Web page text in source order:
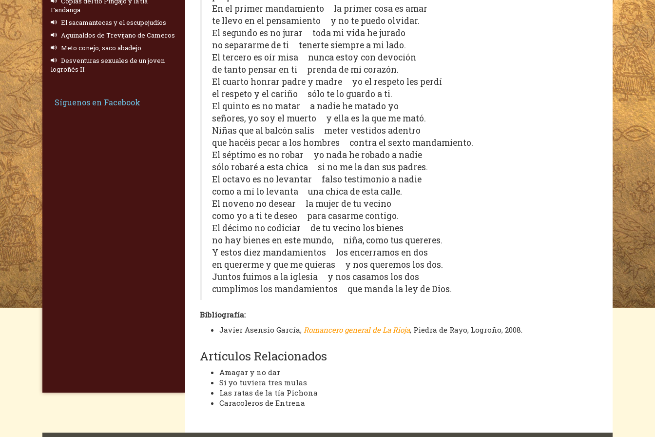
Fandanga
El sacamantecas y el escupejudíos
Aguinaldos de Trevijano de Cameros
Meto conejo, saco abadejo
Desventuras sexuales de un joven
logroñés II
Síguenos en Facebook
En el primer mandamiento la primer cosa es amar
te llevo en el pensamiento y no te puedo olvidar.
El segundo es no jurar toda mi vida he jurado
no separarme de ti tenerte siempre a mi lado.
El tercero es oír misa nunca estoy con devoción
de tanto pensar en ti prenda de mi corazón.
El cuarto honrar padre y madre yo el respeto les perdí
el respeto y el cariño sólo te lo guardo a ti.
El quinto es no matar a nadie he matado yo
señores, yo soy el muerto y ella es la que me mató.
Niñas que al balcón salís meter vestidos adentro
que hacéis pecar a los hombres contra el sexto mandamiento.
El séptimo es no robar yo nada he robado a nadie
sólo robaré a esta chica si no me la dan sus padres.
El octavo es no levantar falso testimonio a nadie
como a mí lo levanta una chica de esta calle.
El noveno no desear la mujer de tu vecino
como yo a ti te deseo para casarme contigo.
El décimo no codiciar de tu vecino los bienes
no hay bienes en este mundo, niña, como tus quereres.
Y estos diez mandamientos los encerramos en dos
en quererme y que me quieras y nos queremos los dos.
Juntos fuimos a la iglesia y nos casamos los dos
cumplimos los mandamientos que manda la ley de Dios.
Bibliografía:
Javier Asensio García, Romancero general de La Rioja, Piedra de Rayo, Logroño, 2008.
Artículos Relacionados
Amagar y no dar
Si yo tuviera tres mulas
Las ratas de la tía Pichona
Caracoleros de Entrena